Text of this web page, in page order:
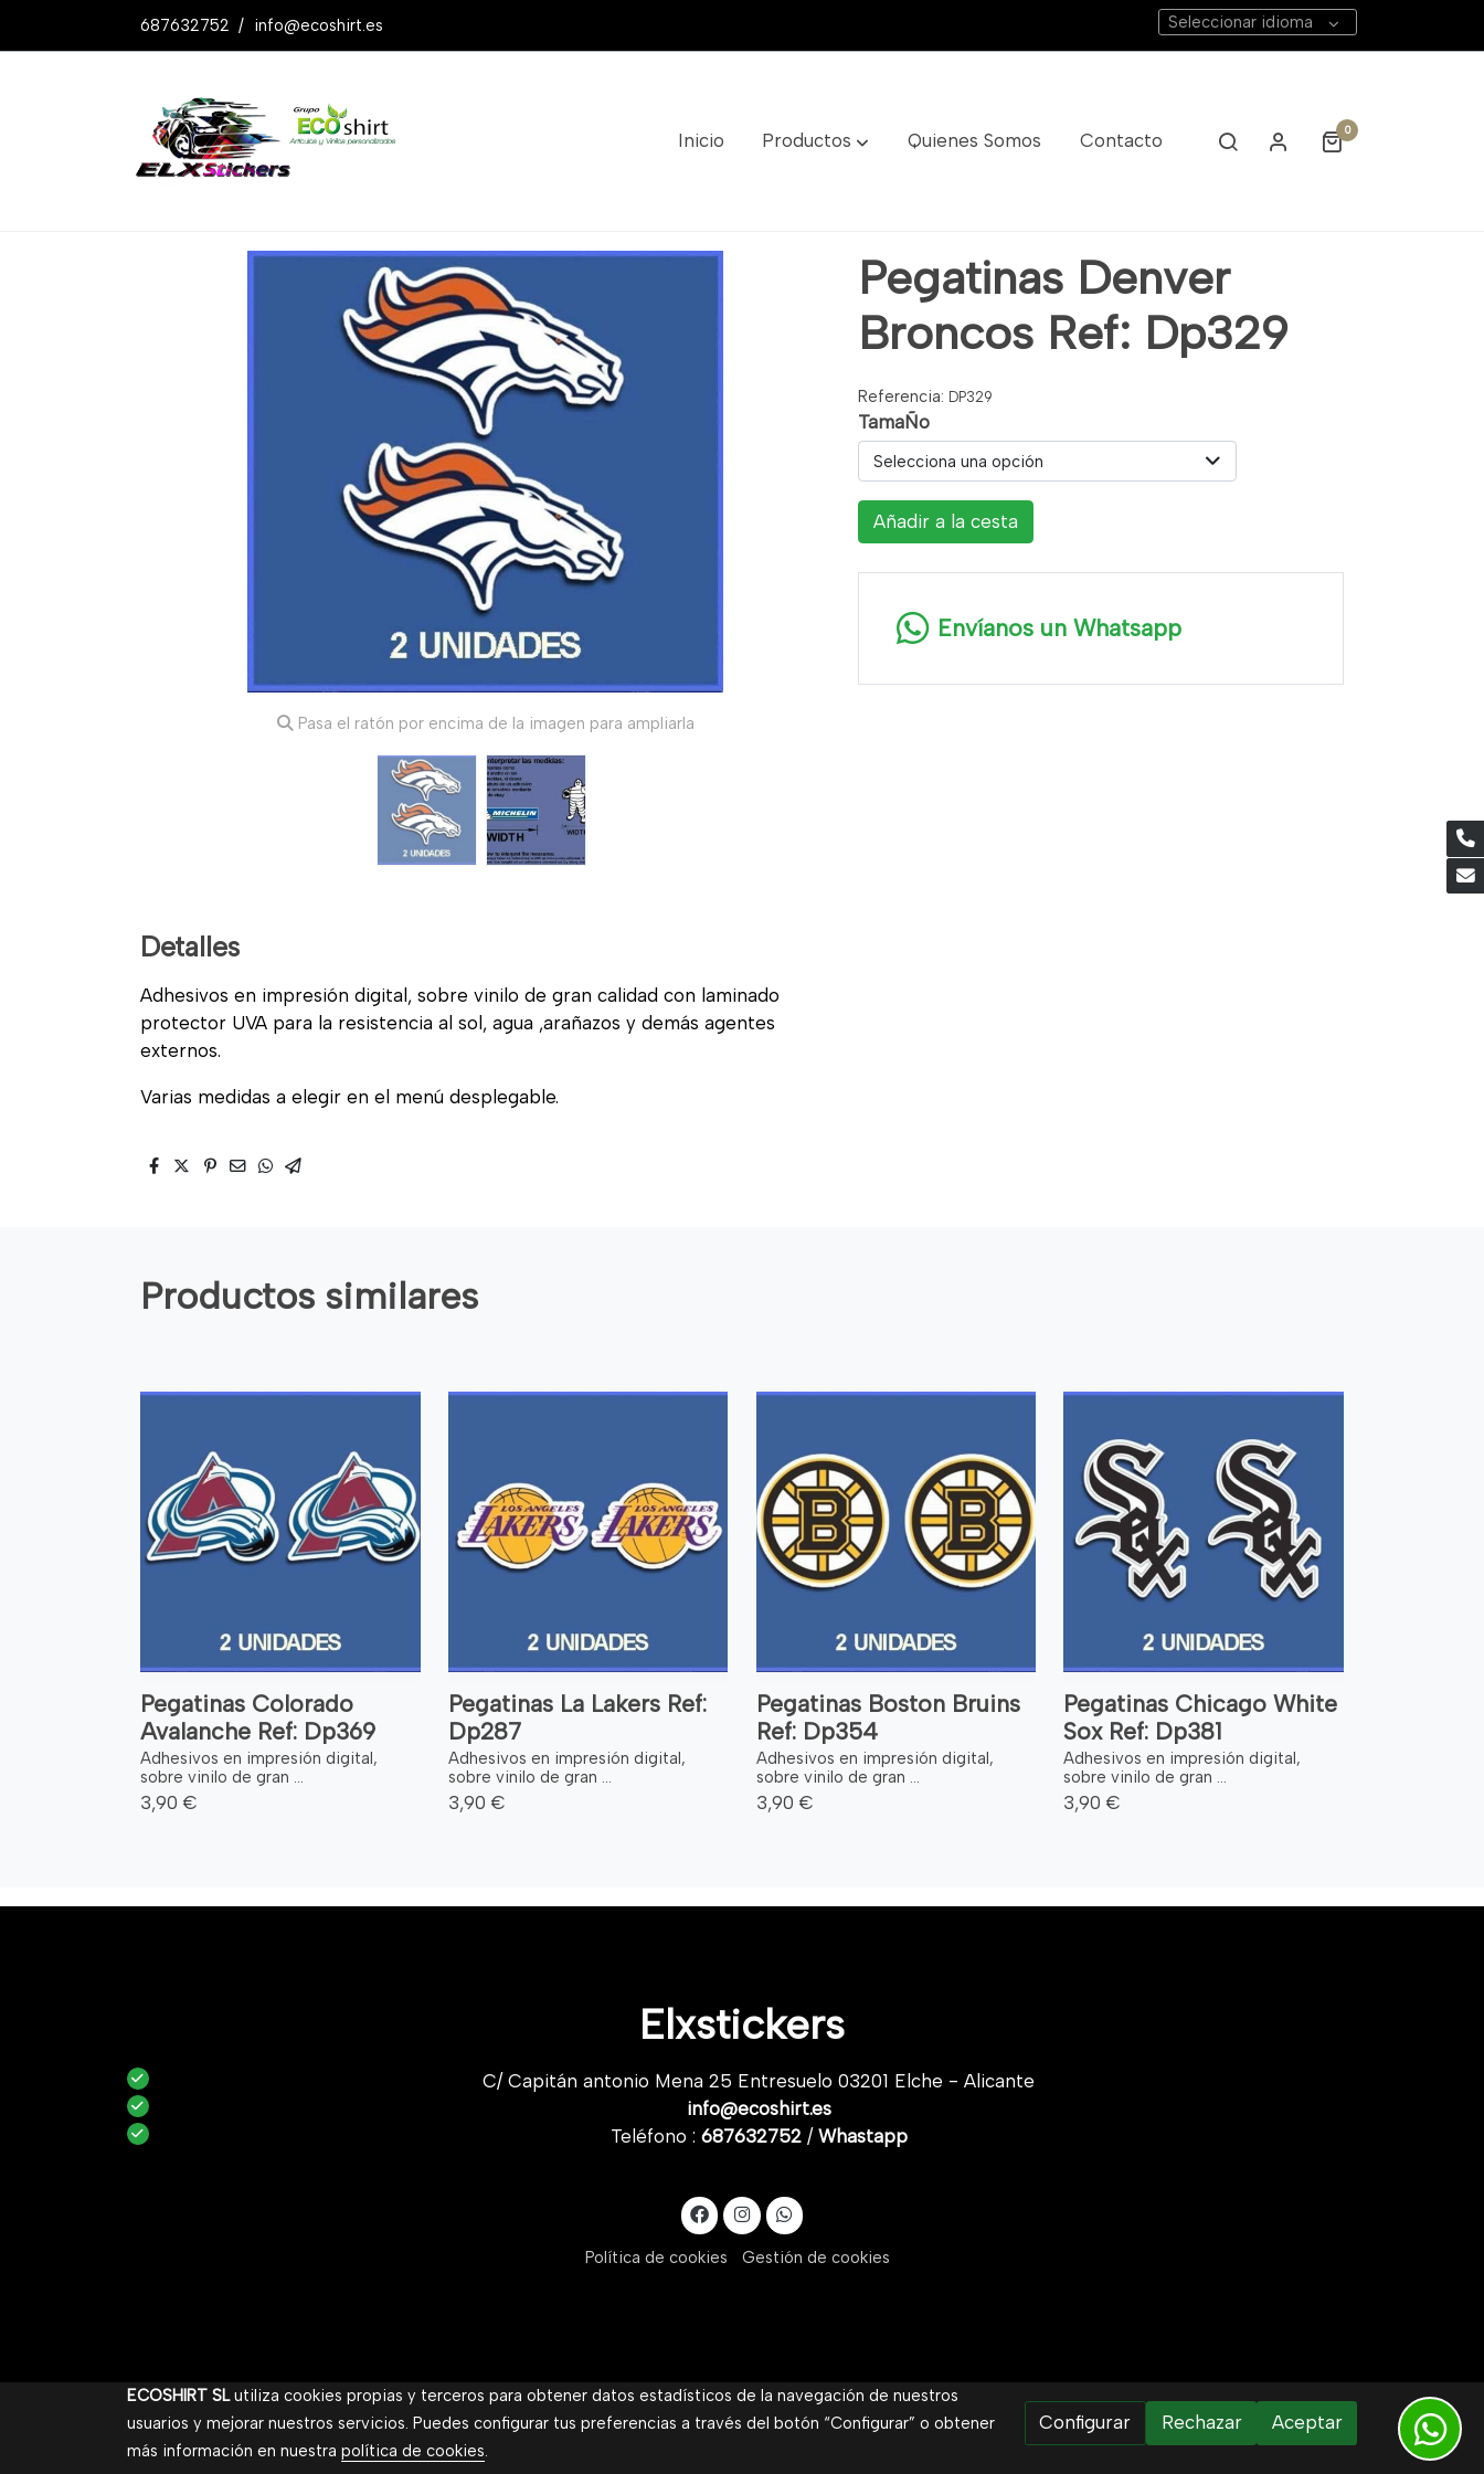
687632752 / info@ecoshirt.es Seleccionar idioma
Inicio Productos Quienes Somos Contacto 0
Productos Pegatinas Denver Broncos Ref: Dp329
Pasa el ratón por encima de la imagen para ampliarla
Detalles
Adhesivos en impresión digital, sobre vinilo de gran calidad con laminado
protector UVA para la resistencia al sol, agua ,arañazos y demás agentes
externos.
Varias medidas a elegir en el menú desplegable.
Pegatinas Denver
Broncos Ref: Dp329
Referencia: DP329
TamaÑo
Selecciona una opción
Añadir a la cesta
Envíanos un Whatsapp
Productos similares
Pegatinas Colorado
Avalanche Ref: Dp369
Adhesivos en impresión digital,
sobre vinilo de gran ...
3,90 €
Pegatinas La Lakers Ref:
Dp287
Adhesivos en impresión digital,
sobre vinilo de gran ...
3,90 €
Pegatinas Boston Bruins
Ref: Dp354
Adhesivos en impresión digital,
sobre vinilo de gran ...
3,90 €
Pegatinas Chicago White
Sox Ref: Dp381
Adhesivos en impresión digital,
sobre vinilo de gran ...
3,90 €
Elxstickers
C/ Capitán antonio Mena 25 Entresuelo 03201 Elche - Alicante
info@ecoshirt.es
Teléfono : 687632752/ Whastapp
Política de cookies Gestión de cookies
ECOSHIRT SLutiliza cookies propias y terceros para obtener datos estadísticos de la navegación de nuestros
usuarios y mejorar nuestros servicios. Puedes configurar tus preferencias a través del botón “Configurar” o obtener
más información en nuestra política de cookies.
Configurar Rechazar Aceptar